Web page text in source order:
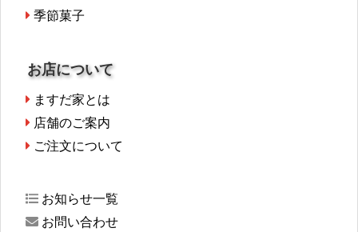
季節菓子
お店について
ますだ家とは
店舗のご案内
ご注文について
お知らせ一覧
お問い合わせ